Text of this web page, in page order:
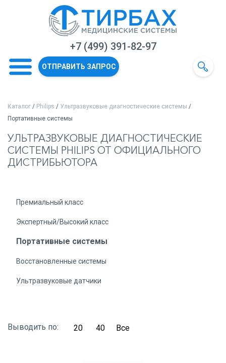
+7 (499) 391-82-97
ОТПРАВИТЬ ЗАПРОС
Каталог / Philips / Ультразвуковые диагностические системы /
Портативные системы
УЛЬТРАЗВУКОВЫЕ ДИАГНОСТИЧЕСКИЕ
СИСТЕМЫ PHILIPS ОТ ОФИЦИАЛЬНОГО
ДИСТРИБЬЮТОРА
Премиальный класс
Экспертный/Высокий класс
Портативные системы
Восстановленные системы
Ультразвуковые датчики
Выводить по: 20 40 Все